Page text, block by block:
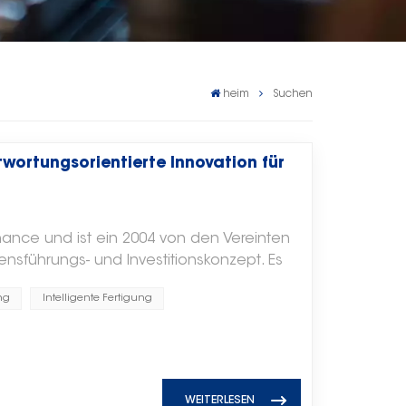
heim Suchen
Innovation für
und ist ein 2004 von den Vereinten
und Investitionskonzept. Es
koordinierten Entwicklung von
stellen wir ESG in den Mittelpunkt
Intelligente Fertigung
WEITERLESEN